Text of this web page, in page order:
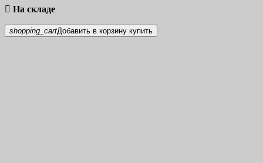
More filters
Показать товары
 На складе
shopping_cartДобавить в корзину купить